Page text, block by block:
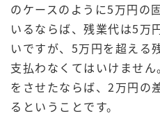
のケースのように5万円の
いるならば、残業代は5万
いですが、5万円を超える
支払わなくてはいけませ
をさせたならば、2万円の
るということです。